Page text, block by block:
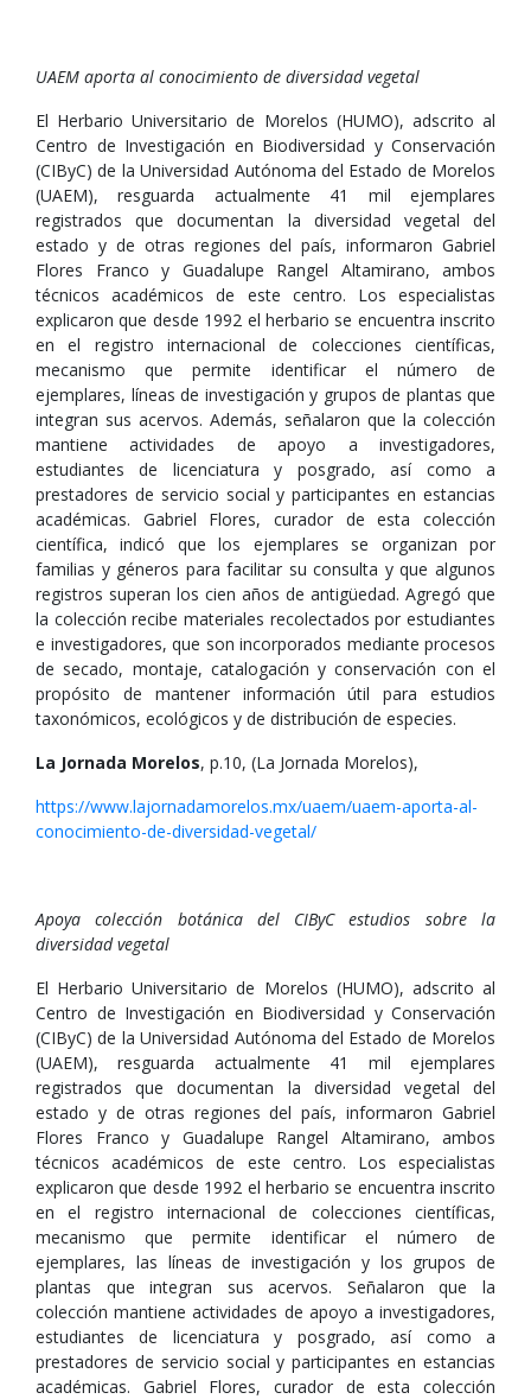
UAEM aporta al conocimiento de diversidad vegetal
El Herbario Universitario de Morelos (HUMO), adscrito al
Centro de Investigación en Biodiversidad y Conservación
(CIByC) de la Universidad Autónoma del Estado de Morelos
(UAEM), resguarda actualmente 41 mil ejemplares
registrados que documentan la diversidad vegetal del
estado y de otras regiones del país, informaron Gabriel
Flores Franco y Guadalupe Rangel Altamirano, ambos
técnicos académicos de este centro. Los especialistas
explicaron que desde 1992 el herbario se encuentra inscrito
en el registro internacional de colecciones científicas,
mecanismo que permite identificar el número de
ejemplares, líneas de investigación y grupos de plantas que
integran sus acervos. Además, señalaron que la colección
mantiene actividades de apoyo a investigadores,
estudiantes de licenciatura y posgrado, así como a
prestadores de servicio social y participantes en estancias
académicas. Gabriel Flores, curador de esta colección
científica, indicó que los ejemplares se organizan por
familias y géneros para facilitar su consulta y que algunos
registros superan los cien años de antigüedad. Agregó que
la colección recibe materiales recolectados por estudiantes
e investigadores, que son incorporados mediante procesos
de secado, montaje, catalogación y conservación con el
propósito de mantener información útil para estudios
taxonómicos, ecológicos y de distribución de especies.
La Jornada Morelos, p.10, (La Jornada Morelos),
https://www.lajornadamorelos.mx/uaem/uaem-aporta-al-
conocimiento-de-diversidad-vegetal/
Apoya colección botánica del CIByC estudios sobre la
diversidad vegetal
El Herbario Universitario de Morelos (HUMO), adscrito al
Centro de Investigación en Biodiversidad y Conservación
(CIByC) de la Universidad Autónoma del Estado de Morelos
(UAEM), resguarda actualmente 41 mil ejemplares
registrados que documentan la diversidad vegetal del
estado y de otras regiones del país, informaron Gabriel
Flores Franco y Guadalupe Rangel Altamirano, ambos
técnicos académicos de este centro. Los especialistas
explicaron que desde 1992 el herbario se encuentra inscrito
en el registro internacional de colecciones científicas,
mecanismo que permite identificar el número de
ejemplares, las líneas de investigación y los grupos de
plantas que integran sus acervos. Señalaron que la
colección mantiene actividades de apoyo a investigadores,
estudiantes de licenciatura y posgrado, así como a
prestadores de servicio social y participantes en estancias
académicas. Gabriel Flores, curador de esta colección